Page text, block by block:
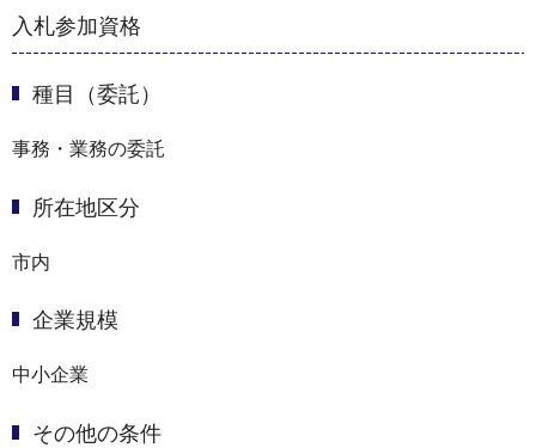
入札参加資格
種目（委託）
事務・業務の委託
所在地区分
市内
企業規模
中小企業
その他の条件